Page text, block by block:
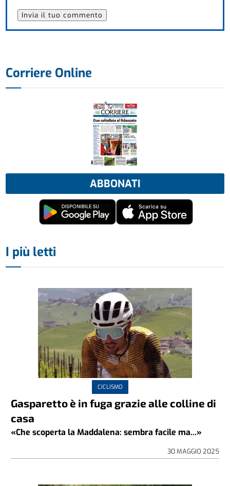
Corriere Online
ABBONATI
I più letti
CICLISMO
Gasparetto è in fuga grazie alle colline di
casa
«Che scoperta la Maddalena: sembra facile ma...»
30 MAGGIO 2025